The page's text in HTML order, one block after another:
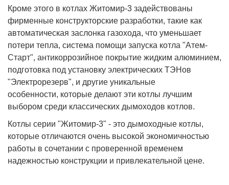
Кроме этого в котлах Житомир-3 задействованы
фирменные конструкторские разработки, такие как
автоматическая заслонка газохода, что уменьшает
потери тепла, система помощи запуска котла "Атем-
Старт", антикоррозийное покрытие жидким алюминием,
подготовка под установку электрических ТЭНов
"Электрорезерв", и другие уникальные
особенности, которые делают эти котлы лучшим
выбором среди классических дымоходов котлов.
Котлы серии "Житомир-3" - это дымоходные котлы,
которые отличаются очень высокой экономичностью
работы в сочетании с проверенной временем
надежностью конструкции и привлекательной цене.